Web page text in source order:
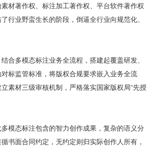
材著作权、标注加工著作权、平台软件著作权
行业野蛮生长的阶段，倒逼全行业向规范化、
合多模态标注业务全流程，搭建起覆盖研发、
对标监管标准，将版权合规要求嵌入业务全流
素材三级审核机制，严格落实国家版权局“先授
模态标注包含的智力创作成果，复杂的语义分
书面合同约定，无约定则归实际创作人所有，